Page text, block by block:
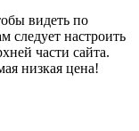
видеть по
следует настроить
части сайта.
низкая цена!